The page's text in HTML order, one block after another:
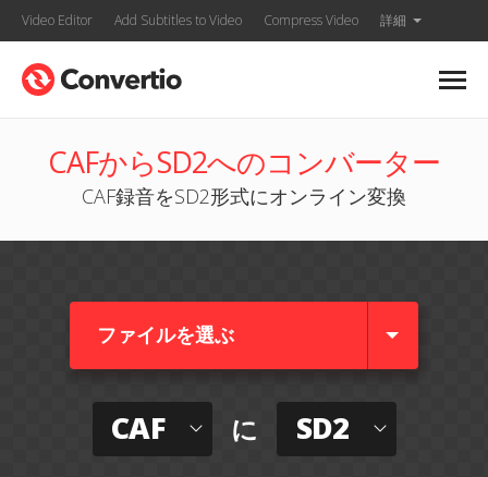
Video Editor Add Subtitles to Video Compress Video 詳細
CAFからSD2へのコンバーター
CAF録音をSD2形式にオンライン変換
ファイルを選ぶ
CAF に SD2